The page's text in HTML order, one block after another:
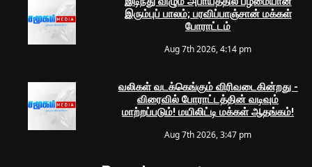
இரும்புப் பாலம்; பரவிப்பாஞ்சான் மக்கள்
போராட்டம்
Aug 7th 2026, 4:14 pm
வலிகள் வடக்கெங்கும் விரிவடைகின்றது -
விரைவில் போராட்டத்தின் வடிவும்
மாற்றப்படும்! மயிலிட்டி மக்கள் ஆதங்கம்!
Aug 7th 2026, 3:47 pm